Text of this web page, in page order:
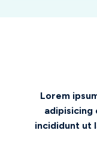
Lorem
adipisicing
incididunt ut